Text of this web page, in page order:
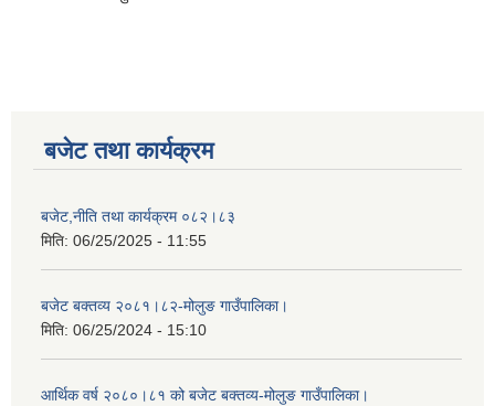
बजेट तथा कार्यक्रम
बजेट,नीति तथा कार्यक्रम ०८२।८३
मिति: 06/25/2025 - 11:55
बजेट बक्तव्य २०८१।८२-मोलुङ गाउँपालिका।
मिति: 06/25/2024 - 15:10
आर्थिक वर्ष २०८०।८१ को बजेट बक्तव्य-मोलुङ गाउँपालिका।